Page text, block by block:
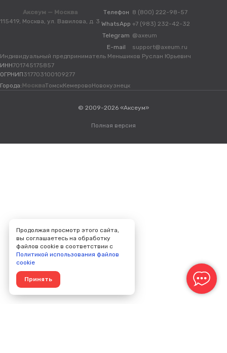
Аксеум — Москва
115419, Москва, ул. Вавилова, д. 3
Телефон 8 (800) 222-98-57
WhatsApp +7 (983) 232-42-32
Telegram @axeum
E-mail
support@axeum.ru
Индивидуальный предприниматель Меньшиков Руслан Юрьевич
ИНН701745175857
ОГРНИП317703100109277
Города: МоскваТомскКемеровоНовокузнецк
© 2009-2026 «Аксеум»
Полная версия
Продолжая просмотр этого сайта,
вы соглашаетесь на обработку
файлов cookie в соответствии с
Политикой использования файлов
cookie
Принять